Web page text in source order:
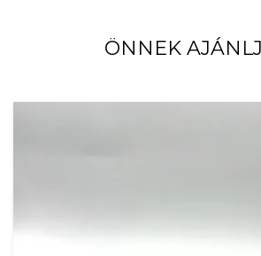
ÖNNEK